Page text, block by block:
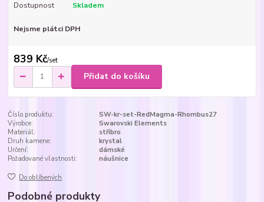
Dostupnost Skladem
Nejsme plátci DPH
839 Kč/set
Přidat do košíku
Číslo produktu:
SW-kr-set-RedMagma-Rhombus27
Výrobce:
Swarovski Elements
Materiál:
stříbro
Druh kamene:
krystal
Určení:
dámské
Požadované vlastnosti:
náušnice
Do oblíbených
Podobné produkty